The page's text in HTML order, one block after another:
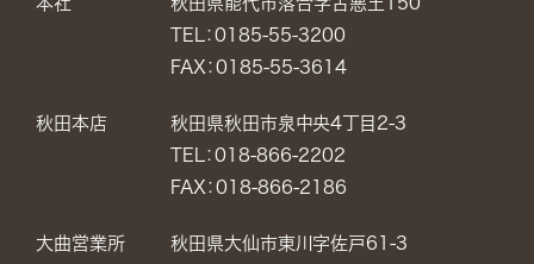
TEL：0185-55-3200
FAX：0185-55-3614
秋田本店
秋田県秋田市泉中央4丁目2-3
TEL：018-866-2202
FAX：018-866-2186
大曲営業所
秋田県大仙市東川字佐戸61-3